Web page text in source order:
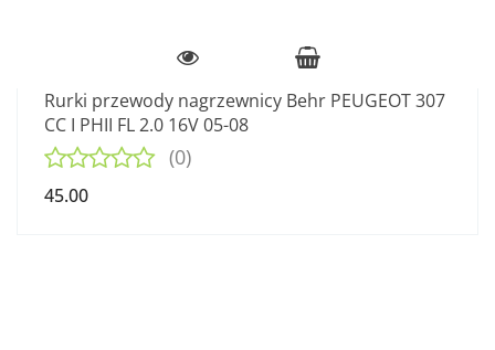
Rurki przewody nagrzewnicy Behr PEUGEOT 307
CC I PHII FL 2.0 16V 05-08
(0)
45.00